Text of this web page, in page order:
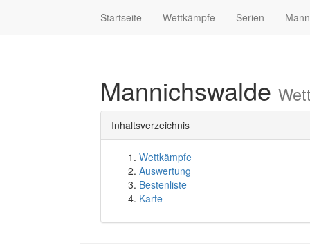
Startseite Wettkämpfe Serien
Mannichswalde
Inhaltsverzeichnis
Wettkämpfe
Auswertung
Bestenliste
Karte